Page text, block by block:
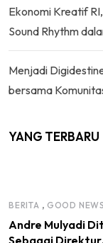
Ekonomi Kreatif
Sound Rhythm
Menjadi
bersama
YANG TERBARU
BERITA , GOOD NEWS
Andre Mulyadi